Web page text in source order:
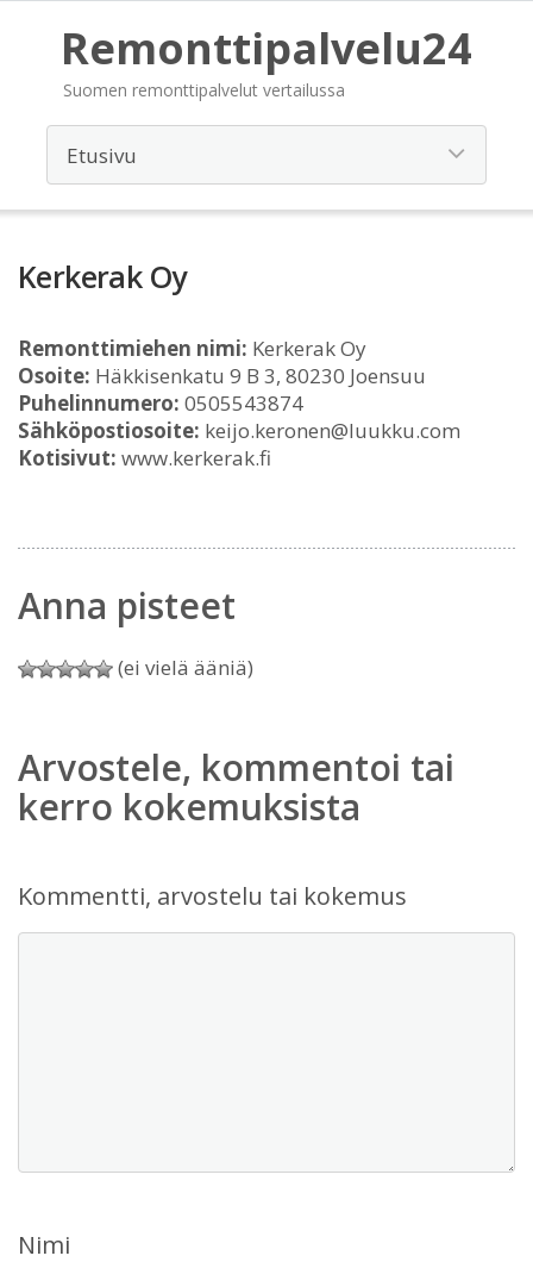
Remonttipalvelu24
Suomen remonttipalvelut vertailussa
Kerkerak Oy
Remonttimiehen nimi: Kerkerak Oy
Osoite: Häkkisenkatu 9 B 3, 80230 Joensuu
Puhelinnumero: 0505543874
Sähköpostiosoite: keijo.keronen@luukku.com
Kotisivut: www.kerkerak.fi
Anna pisteet
(ei vielä ääniä)
Arvostele, kommentoi tai
kerro kokemuksista
Kommentti, arvostelu tai kokemus
Nimi